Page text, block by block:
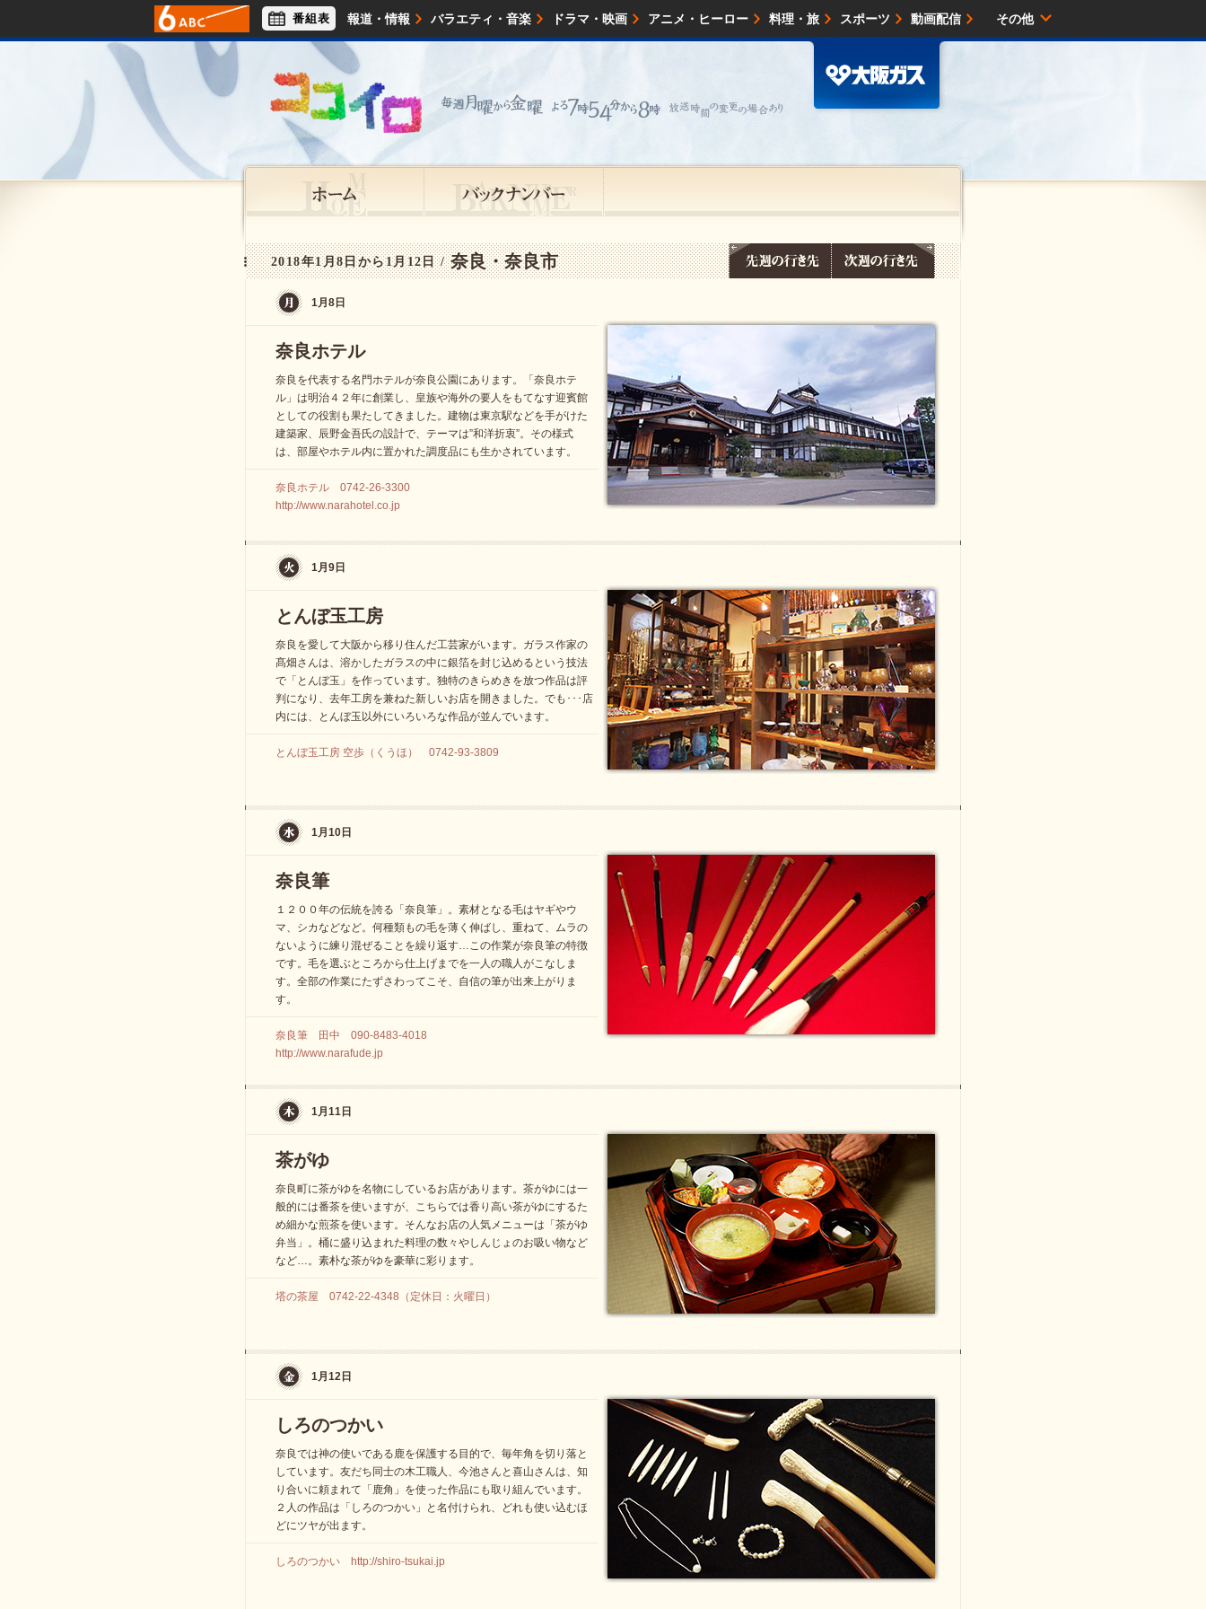
報道・情報 バラエティ・音楽 ドラマ・映画 アニメ・ヒーロー 料理・旅 スポーツ 動画配信
アナウンサー ライフスタイル
番組表 その他
2018年1月8日から1月12日 /奈良・奈良市
1月8日
奈良ホテル
奈良を代表する名門ホテルが奈良公園にあります。「奈良ホテ
ル」は明治４２年に創業し、皇族や海外の要人をもてなす迎賓館
としての役割も果たしてきました。建物は東京駅などを手がけた
建築家、辰野金吾氏の設計で、テーマは”和洋折衷”。その様式
は、部屋やホテル内に置かれた調度品にも生かされています。
奈良ホテル 0742-26-3300
http://www.narahotel.co.jp
1月9日
とんぼ玉工房
奈良を愛して大阪から移り住んだ工芸家がいます。ガラス作家の
髙畑さんは、溶かしたガラスの中に銀箔を封じ込めるという技法
で「とんぼ玉」を作っています。独特のきらめきを放つ作品は評
判になり、去年工房を兼ねた新しいお店を開きました。でも･･･店
内には、とんぼ玉以外にいろいろな作品が並んでいます。
とんぼ玉工房 空歩（くうほ） 0742-93-3809
1月10日
奈良筆
１２００年の伝統を誇る「奈良筆」。素材となる毛はヤギやウ
マ、シカなどなど。何種類もの毛を薄く伸ばし、重ねて、ムラの
ないように練り混ぜることを繰り返す…この作業が奈良筆の特徴
です。毛を選ぶところから仕上げまでを一人の職人がこなしま
す。全部の作業にたずさわってこそ、自信の筆が出来上がりま
す。
奈良筆 田中 090-8483-4018
http://www.narafude.jp
1月11日
茶がゆ
奈良町に茶がゆを名物にしているお店があります。茶がゆには一
般的には番茶を使いますが、こちらでは香り高い茶がゆにするた
め細かな煎茶を使います。そんなお店の人気メニューは「茶がゆ
弁当」。桶に盛り込まれた料理の数々やしんじょのお吸い物など
など…。素朴な茶がゆを豪華に彩ります。
塔の茶屋 0742-22-4348（定休日：火曜日）
1月12日
しろのつかい
奈良では神の使いである鹿を保護する目的で、毎年角を切り落と
しています。友だち同士の木工職人、今池さんと喜山さんは、知
り合いに頼まれて「鹿角」を使った作品にも取り組んでいます。
２人の作品は「しろのつかい」と名付けられ、どれも使い込むほ
どにツヤが出ます。
しろのつかい http://shiro-tsukai.jp